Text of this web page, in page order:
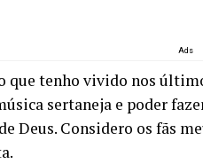
Ads
que tenho vivido nos
sertaneja e poder
Deus. Considero os fãs